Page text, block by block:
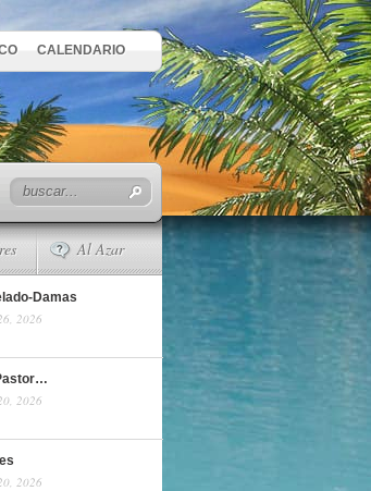
CALENDARIO
Al Azar
Damas
2026
2026
2026